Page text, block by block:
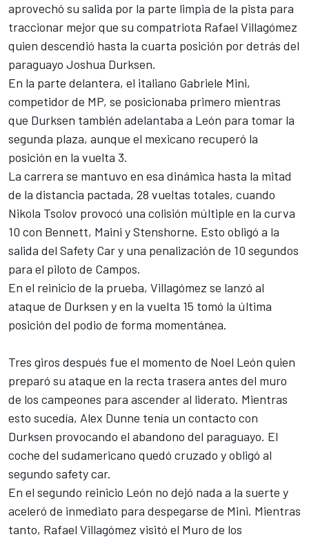
aprovechó su salida por la parte limpia de la pista para
traccionar mejor que su compatriota Rafael Villagómez
quien descendió hasta la cuarta posición por detrás del
paraguayo Joshua Durksen.
En la parte delantera, el italiano Gabriele Mini,
competidor de MP, se posicionaba primero mientras
que Durksen también adelantaba a León para tomar la
segunda plaza, aunque el mexicano recuperó la
posición en la vuelta 3.
La carrera se mantuvo en esa dinámica hasta la mitad
de la distancia pactada, 28 vueltas totales, cuando
Nikola Tsolov provocó una colisión múltiple en la curva
10 con Bennett, Maini y Stenshorne. Esto obligó a la
salida del Safety Car y una penalización de 10 segundos
para el piloto de Campos.
En el reinicio de la prueba, Villagómez se lanzó al
ataque de Durksen y en la vuelta 15 tomó la última
posición del podio de forma momentánea.
Tres giros después fue el momento de Noel León quien
preparó su ataque en la recta trasera antes del muro
de los campeones para ascender al liderato. Mientras
esto sucedía, Alex Dunne tenía un contacto con
Durksen provocando el abandono del paraguayo. El
coche del sudamericano quedó cruzado y obligó al
segundo safety car.
En el segundo reinicio León no dejó nada a la suerte y
aceleró de inmediato para despegarse de Mini. Mientras
tanto, Rafael Villagómez visitó el Muro de los